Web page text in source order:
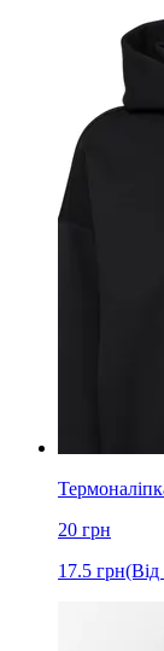
20 грн
17.5 грн